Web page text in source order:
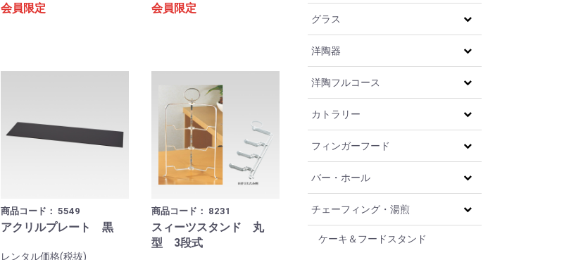
会員限定 会員限定
商品コード：5549
アクリルプレート 黒
レンタル価格(税抜)
商品コード： 8231
スィーツスタンド 丸
型 3段式
グラス
洋陶器
洋陶フルコース
カトラリー
フィンガーフード
バー・ホール
チェーフィング・湯煎
ケーキ＆フードスタンド